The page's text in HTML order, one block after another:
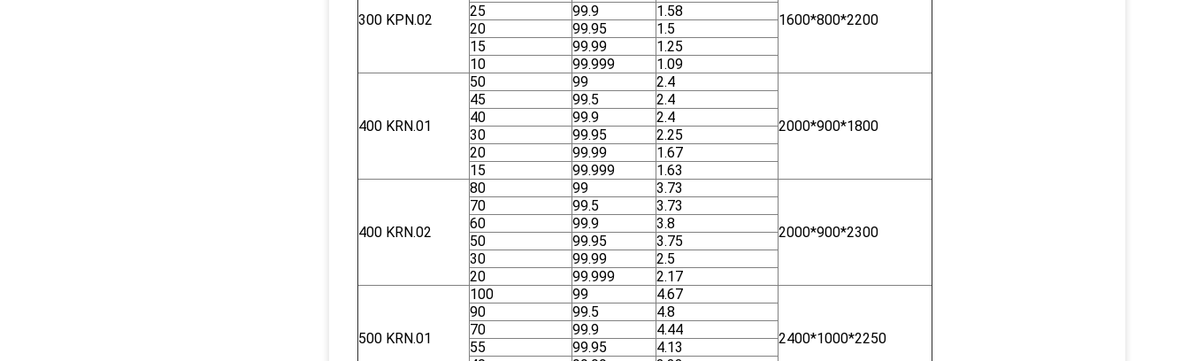
300 ΚΡΝ.02 1600*800*2200
25
99.9
1.58
20
99.95
1.5
15
99.99
1.25
10
99.999 1.09
400 KRN.01
50 99 2.4
2000*900*1800
45 99.5
2.4
40
99.9
2.4
30
99.95
2.25
20
99.99
1.67
15
99.999 1.63
400 KRN.02
80 99 3.73
2000*900*2300
70 99.5
3.73
60
99.9
3.8
50
99.95
3.75
30
99.99
2.5
20
99.999 2.17
500 KRN.01
100 99 4.67
2400*1000*2250
90 99.5
4.8
70
99.9
4.44
55
99.95
4.13